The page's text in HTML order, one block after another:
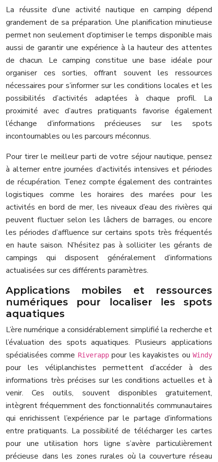
La réussite d’une activité nautique en camping dépend
grandement de sa préparation. Une planification minutieuse
permet non seulement d’optimiser le temps disponible mais
aussi de garantir une expérience à la hauteur des attentes
de chacun. Le camping constitue une base idéale pour
organiser ces sorties, offrant souvent les ressources
nécessaires pour s’informer sur les conditions locales et les
possibilités d’activités adaptées à chaque profil. La
proximité avec d’autres pratiquants favorise également
l’échange d’informations précieuses sur les spots
incontournables ou les parcours méconnus.
Pour tirer le meilleur parti de votre séjour nautique, pensez
à alterner entre journées d’activités intensives et périodes
de récupération. Tenez compte également des contraintes
logistiques comme les horaires des marées pour les
activités en bord de mer, les niveaux d’eau des rivières qui
peuvent fluctuer selon les lâchers de barrages, ou encore
les périodes d’affluence sur certains spots très fréquentés
en haute saison. N’hésitez pas à solliciter les gérants de
campings qui disposent généralement d’informations
actualisées sur ces différents paramètres.
Applications mobiles et ressources
numériques pour localiser les spots
aquatiques
L’ère numérique a considérablement simplifié la recherche et
l’évaluation des spots aquatiques. Plusieurs applications
spécialisées comme Riverapppour les kayakistes ouWindy
pour les véliplanchistes permettent d’accéder à des
informations très précises sur les conditions actuelles et à
venir. Ces outils, souvent disponibles gratuitement,
intègrent fréquemment des fonctionnalités communautaires
qui enrichissent l’expérience par le partage d’informations
entre pratiquants. La possibilité de télécharger les cartes
pour une utilisation hors ligne s’avère particulièrement
précieuse dans les zones rurales où la couverture réseau